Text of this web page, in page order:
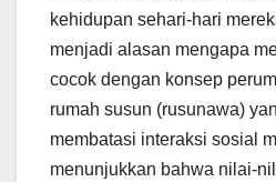
kehidupan sehari-hari
menjadi alasan mengapa
cocok dengan konsep
rumah susun (rusunawa)
membatasi interaksi sosial
menunjukkan bahwa nilai-